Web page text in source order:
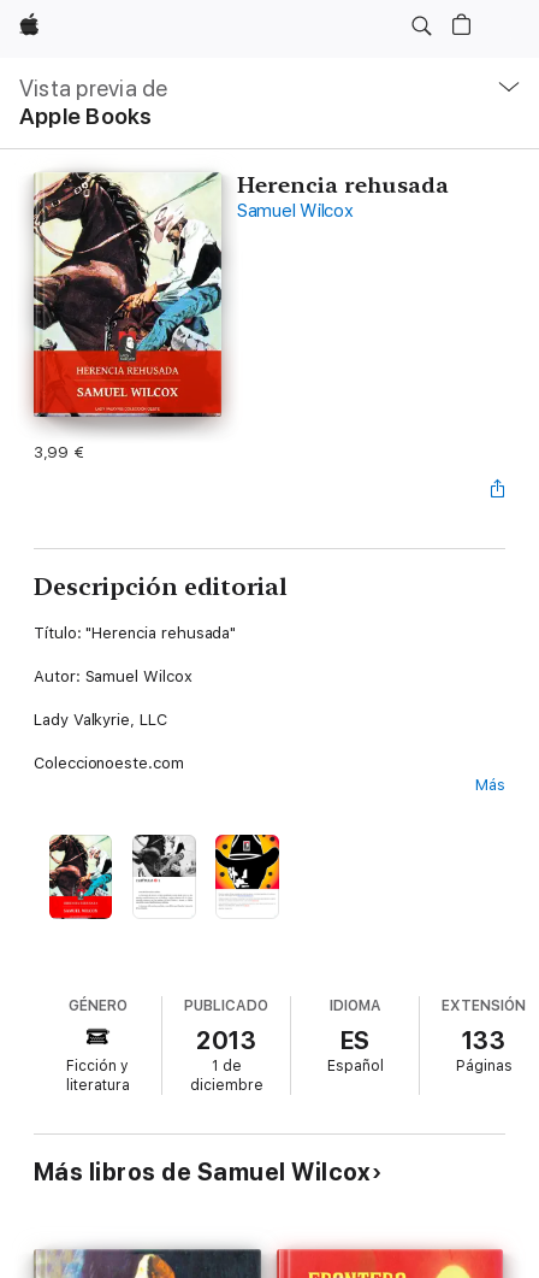
Apple
Vista previa de
Apple Books
local
Abrir
menú
Herencia rehusada
Samuel Wilcox
3,99 €
Descripción editorial
Título: "Herencia rehusada"
Autor: Samuel Wilcox
Lady Valkyrie, LLC
Coleccionoeste.com
La Colección Oeste de la Editorial Lady Valkyrie reúne las más
apasionantes y entretenidas novelas del género Western
además de muchos otros géneros literarios. Para disfrutar de
BEACH, y muchos otros, visite nuestra página web en
Muchas gracias por leer nuestras novelas.
Más
GÉNERO
Ficción y
literatura
PUBLICADO
2013
1 de
diciembre
IDIOMA
ES
Español
EXTENSIÓN
133
Páginas
Más libros de Samuel Wilcox